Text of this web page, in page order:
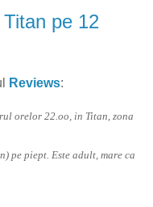
pe 12
Reviews:
orelor 22.oo, in Titan, zona
pe piept. Este adult, mare ca